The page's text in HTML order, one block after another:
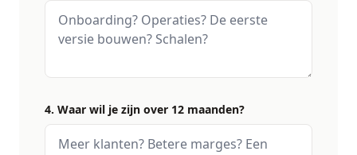
4. Waar wil je zijn over 12 maanden?